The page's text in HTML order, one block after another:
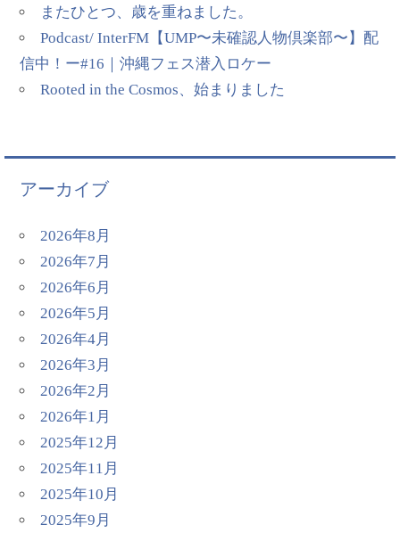
またひとつ、歳を重ねました。
Podcast/ InterFM【UMP〜未確認人物倶楽部〜】配
信中！ー#16｜沖縄フェス潜入ロケー
Rooted in the Cosmos、始まりました
アーカイブ
2026年8月
2026年7月
2026年6月
2026年5月
2026年4月
2026年3月
2026年2月
2026年1月
2025年12月
2025年11月
2025年10月
2025年9月